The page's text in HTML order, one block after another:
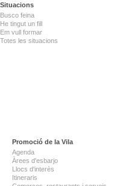
Situacions
Busco feina
He tingut un fill
Em vull formar
Totes les situacions
Promoció de la Vila
Agenda
Àrees d'esbarjo
Llocs d'interès
Itineraris